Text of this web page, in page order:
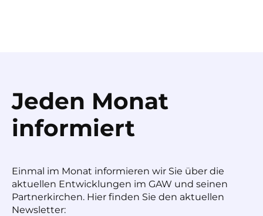
Jeden Monat
informiert
Einmal im Monat informieren wir Sie über die
aktuellen Entwicklungen im GAW und seinen
Partnerkirchen. Hier finden Sie den aktuellen
Newsletter: